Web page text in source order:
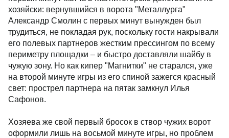
хозяйски: вернувшийся в ворота "Металлурга"
Александр Смолин с первых минут вынужден был
трудиться, не покладая рук, поскольку гости накрывали
его полевых партнеров жестким прессингом по всему
периметру площадки – и быстро доставляли шайбу в
чужую зону. Но как кипер "Магнитки" не старался, уже
на второй минуте игры из его спиной зажегся красный
свет: прострел партнера на пятак замкнул Илья
Сафонов.
Хозяева же свой первый бросок в створ чужих ворот
оформили лишь на восьмой минуте игры, но проблем